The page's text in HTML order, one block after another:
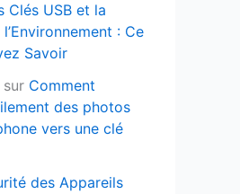
Clés USB et la
: Ce
Savoir
sur Comment
des photos
vers une clé
des Appareils